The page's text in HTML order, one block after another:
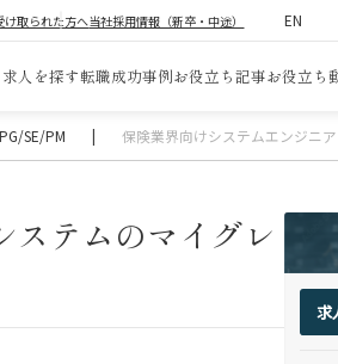
け取られた方へ当社採用情報（新卒・中途） EN
求人を探す転職成功事例お役立ち記事お役立ち
PG/SE/PM | 保険業界向けシステムエンジニ
ステムのマイグレ
求